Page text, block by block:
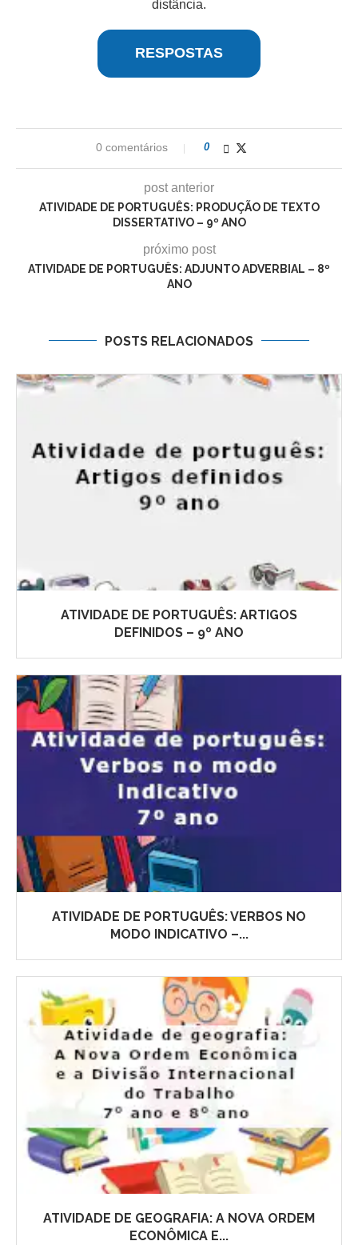
distância.
RESPOSTAS
0 comentários 0
post anterior
ATIVIDADE DE PORTUGUÊS: PRODUÇÃO DE TEXTO
DISSERTATIVO – 9º ANO
próximo post
ATIVIDADE DE PORTUGUÊS: ADJUNTO ADVERBIAL – 8º
ANO
POSTS RELACIONADOS
ATIVIDADE DE PORTUGUÊS: ARTIGOS
DEFINIDOS – 9º ANO
ATIVIDADE DE PORTUGUÊS: VERBOS NO
MODO INDICATIVO –...
ATIVIDADE DE GEOGRAFIA: A NOVA ORDEM
ECONÔMICA E...